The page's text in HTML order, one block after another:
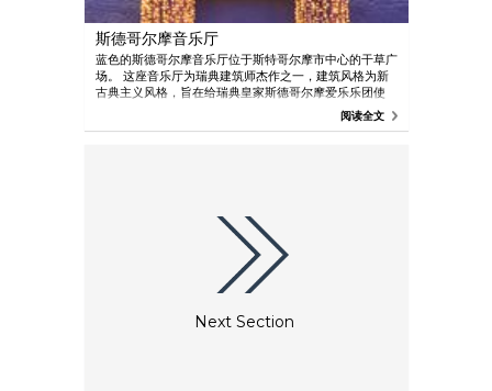
斯德哥尔摩音乐厅
蓝色的斯德哥尔摩音乐厅位于斯特哥尔摩市中心的干草广
场。 这座音乐厅为瑞典建筑师杰作之一，建筑风格为新
古典主义风格，旨在给瑞典皇家斯德哥尔摩爱乐乐团使
用。 除了是世界一流演唱会的举办地，这里还举办年度
诺贝尔颁奖仪式和极地音乐奖颁奖典礼。主台阶旁著名的
阅读全文
Next Section